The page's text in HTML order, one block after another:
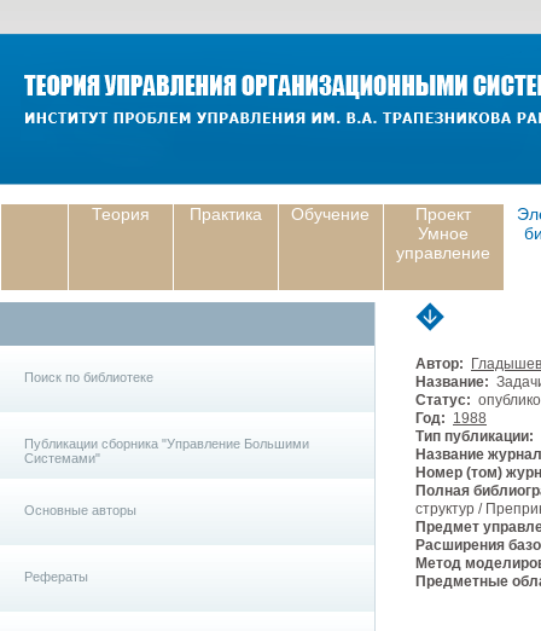
Теория Практика Обучение
Проект
Умное
управление
Поиск по библиотеке
Публикации сборника "Управление Большими
Системами"
Основные авторы
Рефераты
Автор:
Название:
Статус:
Год: 1988
Тип публикации:
Название
Номер (том)
Полная
структур /
Предмет
Расширения
Метод
Предметные